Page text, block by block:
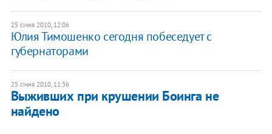
25 січня 2010, 12:06
Юлия Тимошенко сегодня побеседует с
губернаторами
25 січня 2010, 11:36
Выживших при крушении Боинга не
найдено